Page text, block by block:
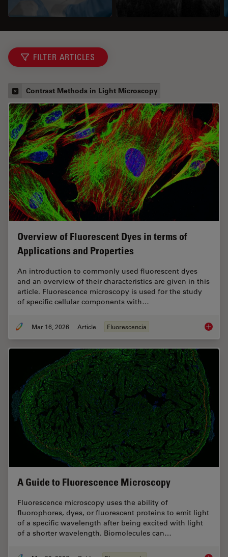
FILTER ARTICLES
Contrast Methods in Light Microscopy
Overview of Fluorescent Dyes in terms of
Applications and Properties
An introduction to commonly used fluorescent dyes
and an overview of their characteristics are given in this
article. Fluorescence microscopy is used for the study
of specific cellular components with…
Mar 16, 2026 Article Fluorescencia
A Guide to Fluorescence Microscopy
Fluorescence microscopy uses the ability of
fluorophores, dyes, or fluorescent proteins to emit light
of a specific wavelength after being excited with light
of a shorter wavelength. Biomolecules can…